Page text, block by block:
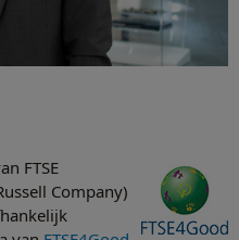
FTSE
Company)